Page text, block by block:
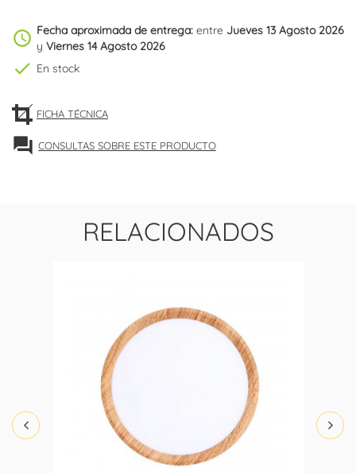
schedule Fecha aproximada de entrega: entre Jueves 13 Agosto 2026
y Viernes 14 Agosto 2026
check En stock
FICHA TÉCNICA
forum CONSULTAS SOBRE ESTE PRODUCTO
RELACIONADOS